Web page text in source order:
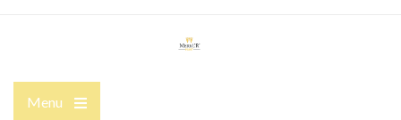
Menu